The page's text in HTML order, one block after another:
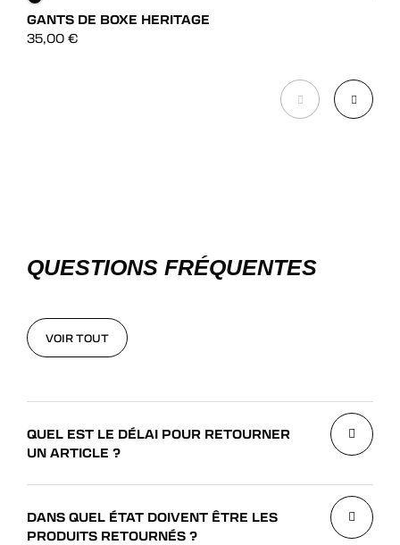
GANTS DE BOXE HERITAGE
35,00 €
QUESTIONS FRÉQUENTES
VOIR TOUT
QUEL EST LE DÉLAI POUR RETOURNER
UN ARTICLE ?
DANS QUEL ÉTAT DOIVENT ÊTRE LES
PRODUITS RETOURNÉS ?